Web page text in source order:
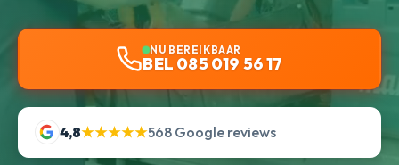
NU BEREIKBAAR
BEL 085 019 56 17
4,8★★★★★568 Google reviews